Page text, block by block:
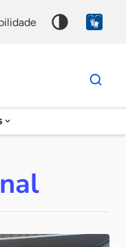
Dados
para
chave